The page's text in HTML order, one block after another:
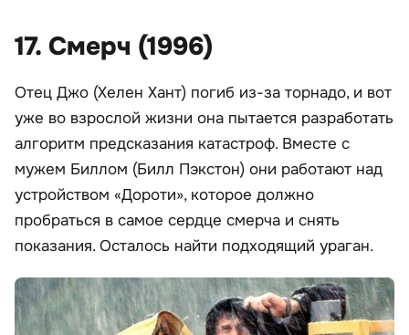
17. Смерч (1996)
Отец Джо (Хелен Хант) погиб из-за торнадо, и вот
уже во взрослой жизни она пытается разработать
алгоритм предсказания катастроф. Вместе с
мужем Биллом (Билл Пэкстон) они работают над
устройством «Дороти», которое должно
пробраться в самое сердце смерча и снять
показания. Осталось найти подходящий ураган.